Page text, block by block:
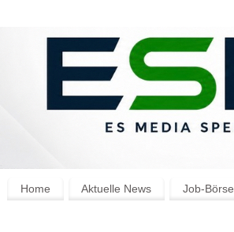
Home Aktuelle News Job-Börse